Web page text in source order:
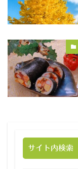
サイト内検索